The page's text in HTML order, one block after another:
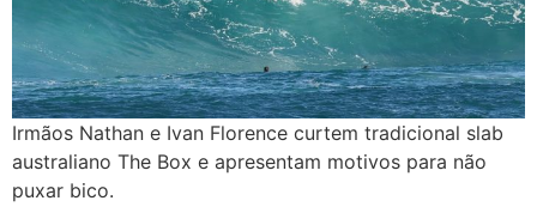
Irmãos Nathan e Ivan Florence curtem tradicional slab
australiano The Box e apresentam motivos para não
puxar bico.